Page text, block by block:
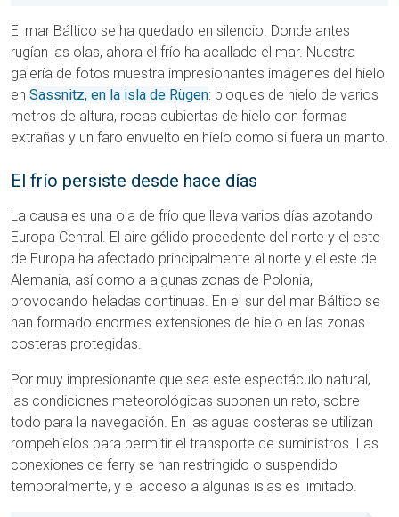
El mar Báltico se ha quedado en silencio. Donde antes
rugían las olas, ahora el frío ha acallado el mar. Nuestra
galería de fotos muestra impresionantes imágenes del hielo
en Sassnitz, en la isla de Rügen: bloques de hielo de varios
metros de altura, rocas cubiertas de hielo con formas
extrañas y un faro envuelto en hielo como si fuera un manto.
El frío persiste desde hace días
La causa es una ola de frío que lleva varios días azotando
Europa Central. El aire gélido procedente del norte y el este
de Europa ha afectado principalmente al norte y el este de
Alemania, así como a algunas zonas de Polonia,
provocando heladas continuas. En el sur del mar Báltico se
han formado enormes extensiones de hielo en las zonas
costeras protegidas.
Por muy impresionante que sea este espectáculo natural,
las condiciones meteorológicas suponen un reto, sobre
todo para la navegación. En las aguas costeras se utilizan
rompehielos para permitir el transporte de suministros. Las
conexiones de ferry se han restringido o suspendido
temporalmente, y el acceso a algunas islas es limitado.